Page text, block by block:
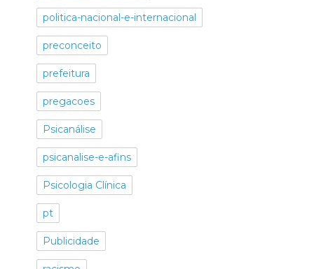
politica-nacional-e-internacional
preconceito
prefeitura
pregacoes
Psicanálise
psicanalise-e-afins
Psicologia Clínica
pt
Publicidade